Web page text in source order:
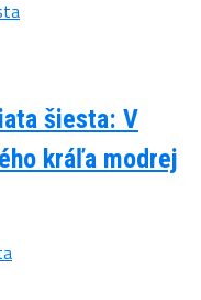
šiesta: V
kráľa modrej